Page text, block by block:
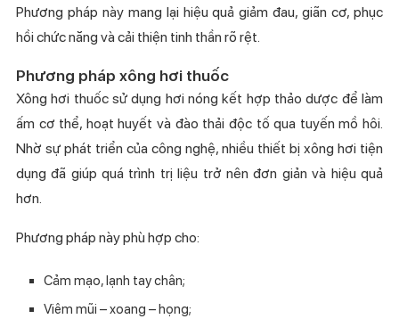
Phương pháp này mang lại hiệu quả giảm đau, giãn cơ, phục
hồi chức năng và cải thiện tinh thần rõ rệt.
Phương pháp xông hơi thuốc
Xông hơi thuốc sử dụng hơi nóng kết hợp thảo dược để làm
ấm cơ thể, hoạt huyết và đào thải độc tố qua tuyến mồ hôi.
Nhờ sự phát triển của công nghệ, nhiều thiết bị xông hơi tiện
dụng đã giúp quá trình trị liệu trở nên đơn giản và hiệu quả
hơn.
Phương pháp này phù hợp cho:
Cảm mạo, lạnh tay chân;
Viêm mũi – xoang – họng;